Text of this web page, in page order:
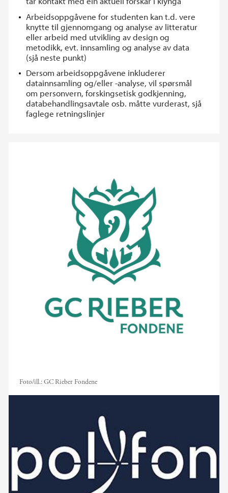
Arbeidsoppgåvene for studenten kan t.d. vere
knytte til gjennomgang og analyse av litteratur
eller arbeid med utvikling av design og
metodikk, evt. innsamling og analyse av data
(sjå neste punkt)
Dersom arbeidsoppgåvene inkluderer
datainnsamling og/eller -analyse, vil spørsmål
om personvern, forskingsetisk godkjenning,
databehandlingsavtale osb. måtte vurderast, sjå
faglege retningslinjer
Foto/ill.:GC Rieber Fondene